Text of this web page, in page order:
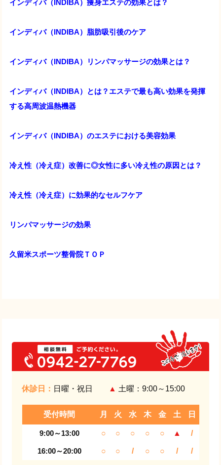
インディバ（INDIBA）痩身エステの効果とは？
インディバ（INDIBA）脂肪吸引後のケア
インディバ（INDIBA）リンパマッサージの効果とは？
インディバ（INDIBA）とは？エステで最も高い効果を発揮
する高周波温熱機器
インディバ（INDIBA）のエステにおける美容効果
冷え性（冷え症）改善に◎女性に多い冷え性の原因とは？
冷え性（冷え症）に効果的なセルフケア
リンパマッサージの効果
久留米スポーツ整骨院ＴＯＰ
休診日： 日曜・祝日 ▲ 土曜：9:00～15:00
受付時間 月 火 水 木 金 土 日
9:00～13:00 ○ ○ ○ ○ ○ ▲ /
16:00～20:00 ○ ○ / ○ ○ / /